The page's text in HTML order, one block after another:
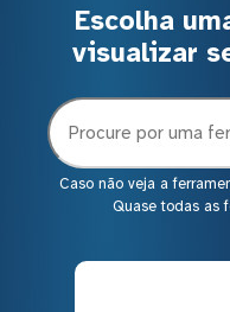
Escolha
visualizar
Caso não veja a
Quase todas as